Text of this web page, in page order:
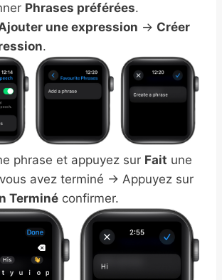
Phrases préférées.
une expression → Créer
.
phrase et appuyez sur Fait une
avez terminé → Appuyez sur
Terminé confirmer.